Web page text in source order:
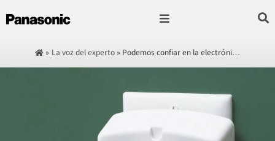
» La voz del experto» Podemos confiar en la electróni…